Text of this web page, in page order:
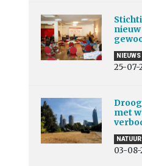
nieuw
NIEUWS
25-07-
met
NATUUR
03-